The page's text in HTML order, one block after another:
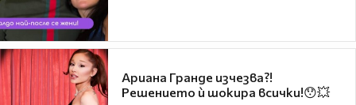
Ариана Гранде изчезва?!
Решението ѝ шокира всички!😯💥